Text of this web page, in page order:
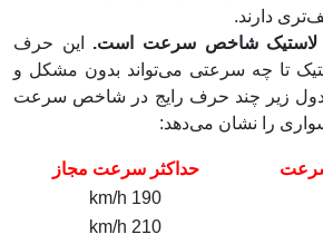
دارند.
شاخص سرعت است. این حرف
تا چه سرعتی می‌تواند بدون مشکل و
زیر چند حرف رایج در شاخص سرعت
را نشان می‌دهد:
حداکثر سرعت مجاز
190 km/h
210 km/h